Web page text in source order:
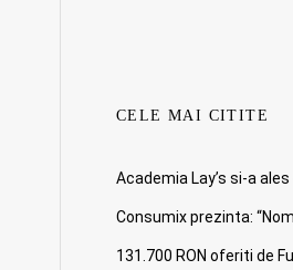
CELE MAI CITITE
Academia Lay’s si-a
Consumix prezinta:
131.700 RON oferiti de